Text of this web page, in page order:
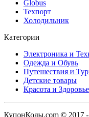
Globus
Техпорт
Холодильник
Категории
Электроника и
Одежда и Обувь
Путешествия и
Детские товары
Красота и Здоровье
КупонКоды.com © 2017